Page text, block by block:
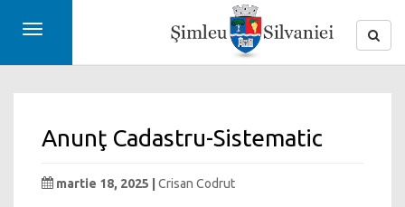
Toggle
Anunţ Cadastru-Sistematic
martie 18, 2025 | Crisan Codrut